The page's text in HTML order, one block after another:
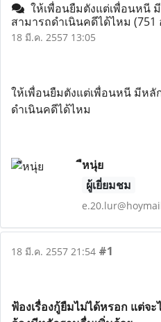
ให้เพื่อนยืมตังแต่เพื่อนหนี
สามารถดำเนินคดีได้ไหม (751
18 มี.ค. 2557 13:05
ให้เพื่อนยืมตังแต่เพื่อนหนี มีหลั
ดำเนินคดีได้ไหม
ืหนุ่ย
ผู้เยี่ยมชม
18 มี.ค. 2557 21:54 #1
ฟ้องเรื่องกู้ยืมไม่ได้หรอก แต่จ